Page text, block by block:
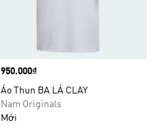
Price
950.000₫
Áo Thun BA LÁ CLAY
Nam Originals
Mới